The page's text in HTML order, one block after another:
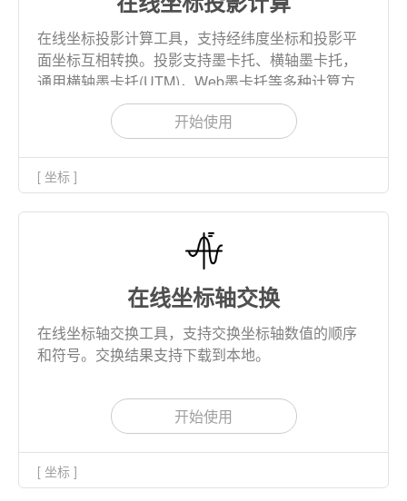
在线坐标投影计算工具，支持经纬度坐标和投影平
面坐标互相转换。投影支持墨卡托、横轴墨卡托，
通用横轴墨卡托(UTM)，Web墨卡托等多种计算方
开始使用
[ 坐标 ]
在线坐标轴交换
在线坐标轴交换工具，支持交换坐标轴数值的顺序
和符号。交换结果支持下载到本地。
开始使用
[ 坐标 ]